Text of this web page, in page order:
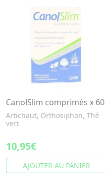
CanolSlim comprimés x 60
Artichaut, Orthosiphon, Thé
vert
10,95€
AJOUTER AU PANIER